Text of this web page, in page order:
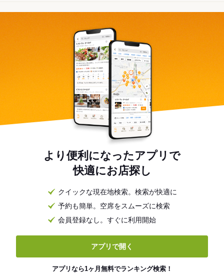
より便利になったアプリで
快適にお店探し
クイックな現在地検索。検索が快適に
予約も簡単。空席をスムーズに検索
会員登録なし。すぐに利用開始
アプリで開く
アプリなら1ヶ月無料でランキング検索！